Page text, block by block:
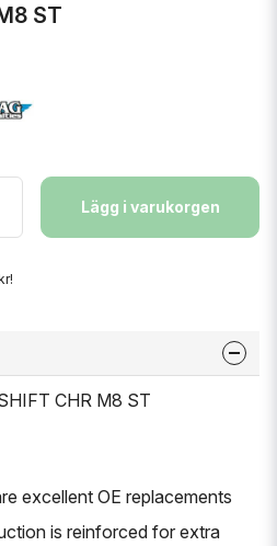
ST
Lägg i varukorgen
CHR M8 ST
excellent OE replacements
is reinforced for extra